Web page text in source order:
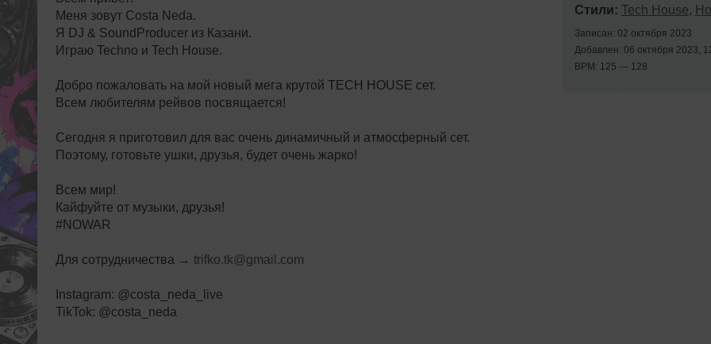
Меня зовут Costa Neda.
Я DJ & SoundProducer из Казани.
Играю Techno и Tech House.
Добро пожаловать на мой новый мега крутой TECH HOUSE сет.
Всем любителям рейвов посвящается!
Сегодня я приготовил для вас очень динамичный и атмосферный сет.
Поэтому, готовьте ушки, друзья, будет очень жарко!
Всем мир!
Кайфуйте от музыки, друзья!
#NOWAR
Для сотрудничества → trifko.tk@gmail.com
Instagram: @costa_neda_live
TikTok: @costa_neda
Стили: Tech House,
Записан: 02 октября 2023
Добавлен: 06 октября 2023,
BPM: 125 — 128